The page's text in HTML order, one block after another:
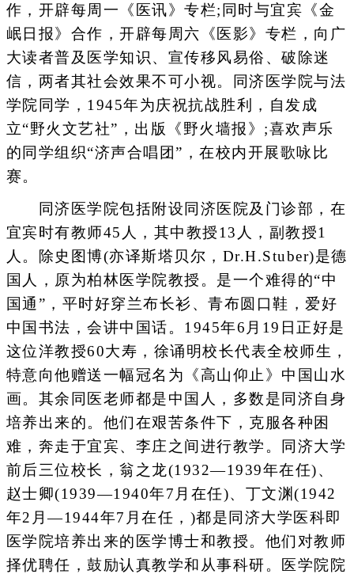
作，开辟每周一《医讯》专栏;同时与宜宾《金
岷日报》合作，开辟每周六《医影》专栏，向广
大读者普及医学知识、宣传移风易俗、破除迷
信，两者其社会效果不可小视。同济医学院与法
学院同学，1945年为庆祝抗战胜利，自发成
立“野火文艺社”，出版《野火墙报》;喜欢声乐
的同学组织“济声合唱团”，在校内开展歌咏比
赛。
同济医学院包括附设同济医院及门诊部，在
宜宾时有教师45人，其中教授13人，副教授1
人。除史图博(亦译斯塔贝尔，Dr.H.Stuber)是德
国人，原为柏林医学院教授。是一个难得的“中
国通”，平时好穿兰布长衫、青布圆口鞋，爱好
中国书法，会讲中国话。1945年6月19日正好是
这位洋教授60大寿，徐诵明校长代表全校师生，
特意向他赠送一幅冠名为《高山仰止》中国山水
画。其余同医老师都是中国人，多数是同济自身
培养出来的。他们在艰苦条件下，克服各种困
难，奔走于宜宾、李庄之间进行教学。同济大学
前后三位校长，翁之龙(1932—1939年在任)、
赵士卿(1939—1940年7月在任)、丁文渊(1942
年2月—1944年7月在任，)都是同济大学医科即
医学院培养出来的医学博士和教授。他们对教师
择优聘任，鼓励认真教学和从事科研。医学院院